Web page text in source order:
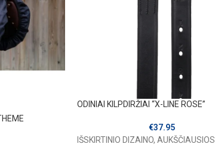
ODINIAI KILPDIRŽIAI “X-LINE ROSE”
€37.95
IŠSKIRTINIO DIZAINO, AUKŠČIAUSIOS